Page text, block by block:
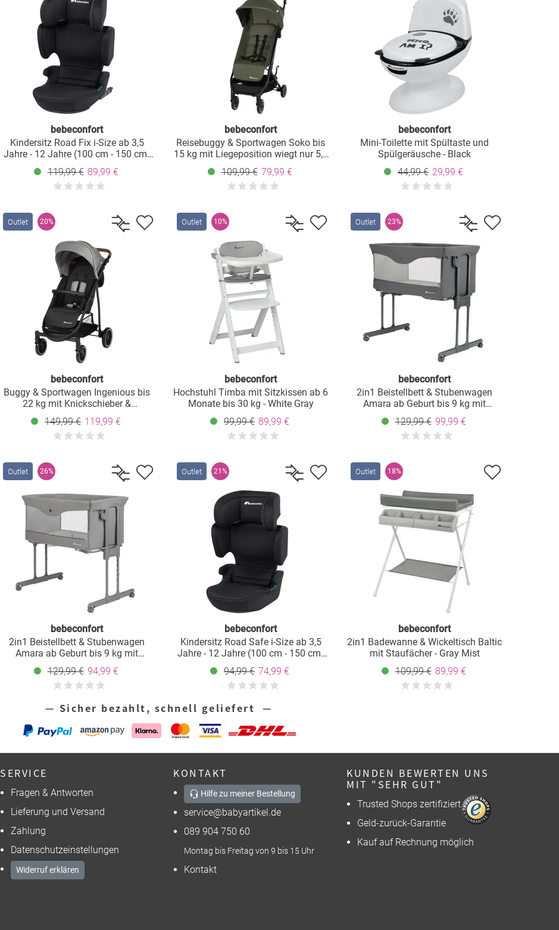
bebeconfort
Kindersitz Road Fix i-Size ab 3,5
Jahre - 12 Jahre (100 cm - 150 cm)
wiegt nur 3,8 kg mit Isofix - Black Mist
119,99 € 89,99 €
bebeconfort
Reisebuggy & Sportwagen Soko bis
15 kg mit Liegeposition wiegt nur 5,6
kg - Mineral Green
109,99 € 79,99 €
bebeconfort
Mini-Toilette mit Spültaste und
Spülgeräusche - Black
44,99 € 29,99 €
Outlet 20%
bebeconfort
Buggy & Sportwagen Ingenious bis
22 kg mit Knickschieber &
Liegeposition - Tinted Gray
149,99 € 119,99 €
Outlet 10%
bebeconfort
Hochstuhl Timba mit Sitzkissen ab 6
Monate bis 30 kg - White Gray
99,99 € 89,99 €
Outlet 23%
bebeconfort
2in1 Beistellbett & Stubenwagen
Amara ab Geburt bis 9 kg mit
Matratze inkl. Reisetasche - Tinted
Graphite
129,99 € 99,99 €
Outlet 26%
bebeconfort
2in1 Beistellbett & Stubenwagen
Amara ab Geburt bis 9 kg mit
Matratze inkl. Reisetasche - Tinted
Gray
129,99 € 94,99 €
Outlet 21%
bebeconfort
Kindersitz Road Safe i-Size ab 3,5
Jahre - 12 Jahre (100 cm - 150 cm)
für die Fahrzeuggurtbefestigung - Full
Black
94,99 € 74,99 €
Outlet 18%
bebeconfort
2in1 Badewanne & Wickeltisch Baltic
mit Staufächer - Gray Mist
109,99 € 89,99 €
— Sicher bezahlt, schnell geliefert —
SERVICE
Fragen & Antworten
Lieferung und Versand
Zahlung
Datenschutzeinstellungen
Widerruf erklären
KONTAKT
Hilfe zu meiner Bestellung
service@babyartikel.de
089 904 750 60
Montag bis Freitag von 9 bis 15 Uhr
Kontakt
KUNDEN BEWERTEN UNS
MIT "SEHR GUT"
Trusted Shops zertifiziert
Geld-zurück-Garantie
Kauf auf Rechnung möglich